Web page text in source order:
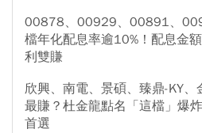
00878、00929、00891、
檔年化配息率逾10%！配息金
利雙賺
欣興、南電、景碩、臻鼎-KY、
最賺？杜金龍點名「這檔」爆
首選